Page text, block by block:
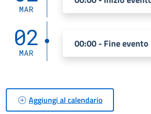
MAR
02
MAR
00:00 - Fine evento
Aggiungi al calendario